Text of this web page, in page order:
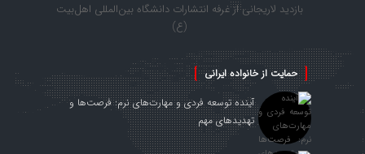
بازدید لاریجانی از غرفه انتشارات دانشگاه بین‌المللی اهل‌بیت
(ع)
حمایت از خانواده ایرانی
آینده توسعه فردی و مهارت‌های نرم: فرصت‌ها و
تهدیدهای مهم